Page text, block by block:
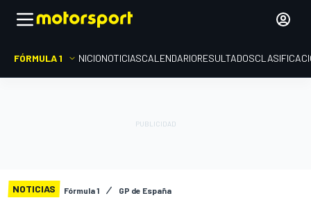
FÓRMULA 1 INICIONOTICIASCALENDARIORESULTADOS
NOTICIAS Fórmula 1 GP de España